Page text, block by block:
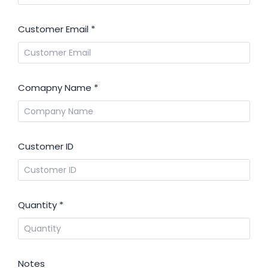
A3545
Disponibilidad:
M4x8 Pkg of 10
Customer Email *
Comapny Name *
Customer ID
Quantity *
Notes